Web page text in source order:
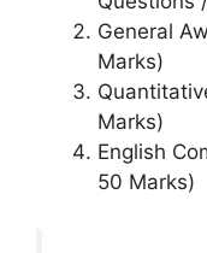
General
Marks)
Marks)
English
50 Marks)